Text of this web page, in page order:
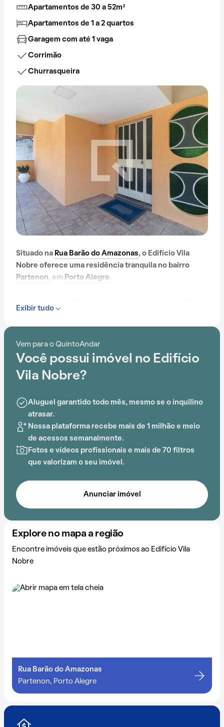
Apartamentos de 30 a 52m²
Apartamentos de 1 a 2 quartos
Garagem com até 1 vaga
Corrimão
Churrasqueira
Situado na Rua Barão do Amazonas, o Edifício Vila
Nobre oferece uma residência tranquila no bairro
Partenon, em Porto Alegre.
Maurício Sirotsky Sobrinho, Escola Superior de
Frei Pacífico, Colégio Tiradentes, Bourbon Shopping
Ipiranga e Escola Superior de Propaganda e Marketing
(ESPM) adiciona conveniência ao cotidiano.
Exibir tudo
Vem para o QuintoAndar
Você possui imóvel no Edifício
Vila Nobre?
Aluguel garantido todo mês, mesmo se o inquilino
atrasar.
Nossa plataforma recebe mais de 1 milhão e meio
de acessos semanalmente.
Fotos e vídeos profissionais e mais de 70 filtros
que valorizam o seu imóvel.
Anunciar imóvel
Explore no mapa a região
Encontre imóveis que estão próximos ao Edifício Vila
Nobre
Rua Barão do Amazonas
Partenon, Porto Alegre